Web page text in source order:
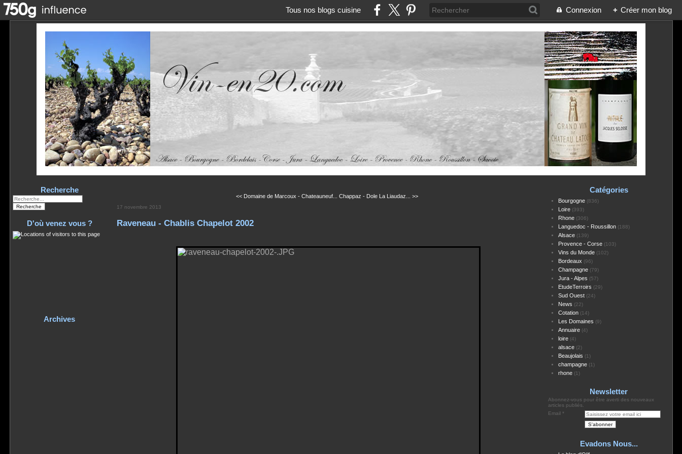
Tous nos blogs cuisine Connexion + Créer mon blog
Recherche
D'où venez vous ?
Archives
<< Domaine de Marcoux - Chateauneuf... Chappaz - Dole La Liaudaz... >>
17 novembre 2013
Raveneau - Chablis Chapelot 2002
Catégories
Bourgogne(836)
Loire(393)
Rhone(306)
Languedoc - Roussillon(188)
Alsace(139)
Provence - Corse(103)
Vins du Monde(102)
Bordeaux (96)
Champagne(79)
Jura - Alpes (57)
EtudeTerroirs (29)
Sud Ouest(24)
News (22)
Cotation(14)
Les Domaines (9)
Annuaire(4)
loire(4)
alsace(2)
Beaujolais (1)
champagne(1)
rhone(1)
Newsletter
Abonnez-vous pour être averti des nouveaux
articles publiés.
Email
Evadons Nous...